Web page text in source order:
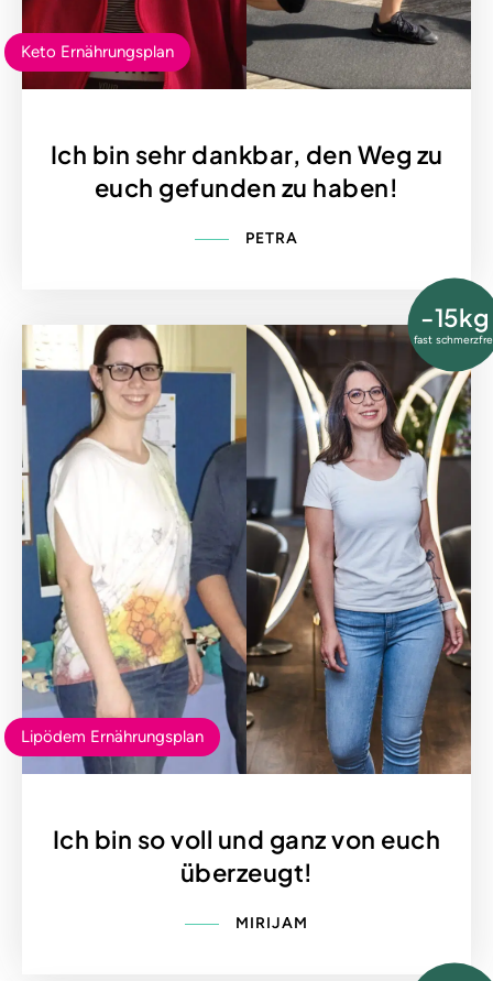
Keto Ernährungsplan
Ich bin sehr dankbar, den Weg zu
euch gefunden zu haben!
PETRA
-15kg
fast
Lipödem Ernährungsplan
Ich bin so voll und ganz von euch
überzeugt!
MIRIJAM